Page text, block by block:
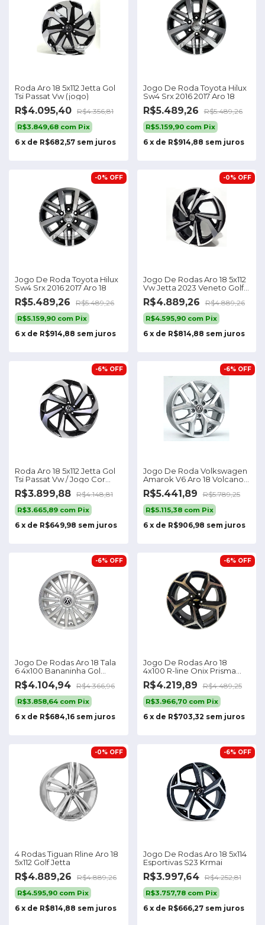
Roda Aro 18 5x112 Jetta Gol
Tsi Passat Vw (jogo)
R$4.095,40 R$4.356,81
R$3.849,68 com Pix
6 x de R$682,57 sem juros
Jogo De Roda Toyota Hilux
Sw4 Srx 2016 2017 Aro 18
R$5.489,26 R$5.489,26
R$5.159,90 com Pix
6 x de R$914,88 sem juros
Jogo De Roda Toyota Hilux
Sw4 Srx 2016 2017 Aro 18
-0% OFF
R$5.489,26 R$5.489,26
R$5.159,90 com Pix
6 x de R$914,88 sem juros
Jogo De Rodas Aro 18 5x112
Vw Jetta 2023 Veneto Golf
Cor Preto Diamantado
-0% OFF
R$4.889,26 R$4.889,26
R$4.595,90 com Pix
6 x de R$814,88 sem juros
Roda Aro 18 5x112 Jetta Gol
Tsi Passat Vw / Jogo Cor
Preta Diamante
-6% OFF
R$3.899,88 R$4.148,81
R$3.665,89 com Pix
6 x de R$649,98 sem juros
Jogo De Roda Volkswagen
Amarok V6 Aro 18 Volcano
Cor Prata
-6% OFF
R$5.441,89 R$5.789,25
R$5.115,38 com Pix
6 x de R$906,98 sem juros
Jogo De Rodas Aro 18 Tala
6 4x100 Bananinha Gol
Saveiro P104 Cor Prata
-6% OFF
R$4.104,94 R$4.366,96
R$3.858,64 com Pix
6 x de R$684,16 sem juros
Jogo De Rodas Aro 18
4x100 R-line Onix Prisma
Montana S23
-6% OFF
R$4.219,89 R$4.489,25
R$3.966,70 com Pix
6 x de R$703,32 sem juros
4 Rodas Tiguan Rline Aro 18
5x112 Golf Jetta
-0% OFF
R$4.889,26 R$4.889,26
R$4.595,90 com Pix
6 x de R$814,88 sem juros
Jogo De Rodas Aro 18 5x114
Esportivas S23 Krmai
-6% OFF
R$3.997,64 R$4.252,81
R$3.757,78 com Pix
6 x de R$666,27 sem juros